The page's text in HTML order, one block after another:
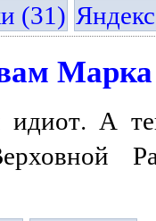
(31)
Марка
А